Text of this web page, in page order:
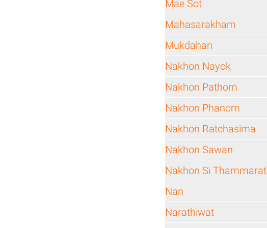
Mae Sot
Mahasarakham
Mukdahan
Nakhon Nayok
Nakhon Pathom
Nakhon Phanom
Nakhon Ratchasima
Nakhon Sawan
Nakhon Si Thammarat
Nan
Narathiwat